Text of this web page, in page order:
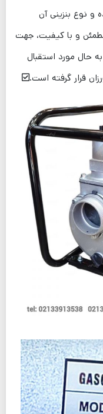
تولید شده و نوع بنزینی آن
و با کیفیت، جهت
حال مورد استقبال
قرار گرفته است.